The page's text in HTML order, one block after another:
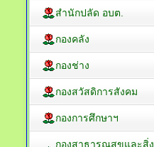
สำนักปลัด อบต.
กองคลัง
กองช่าง
กองสวัสดิการสังคม
กองการศึกษาฯ
กองสาธารณสุขและสิ่ง